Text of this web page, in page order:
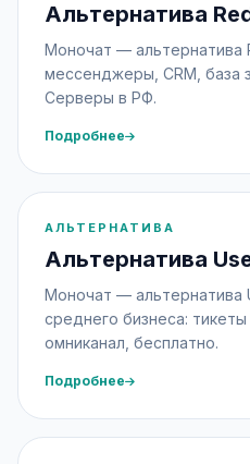
Альтернатива
Моночат — альтернатива
мессенджеры, CRM, база
Серверы в РФ.
Подробнее
АЛЬТЕРНАТИВА
Альтернатива
Моночат — альтернатива
среднего бизнеса:
омниканал, бесплатно.
Подробнее